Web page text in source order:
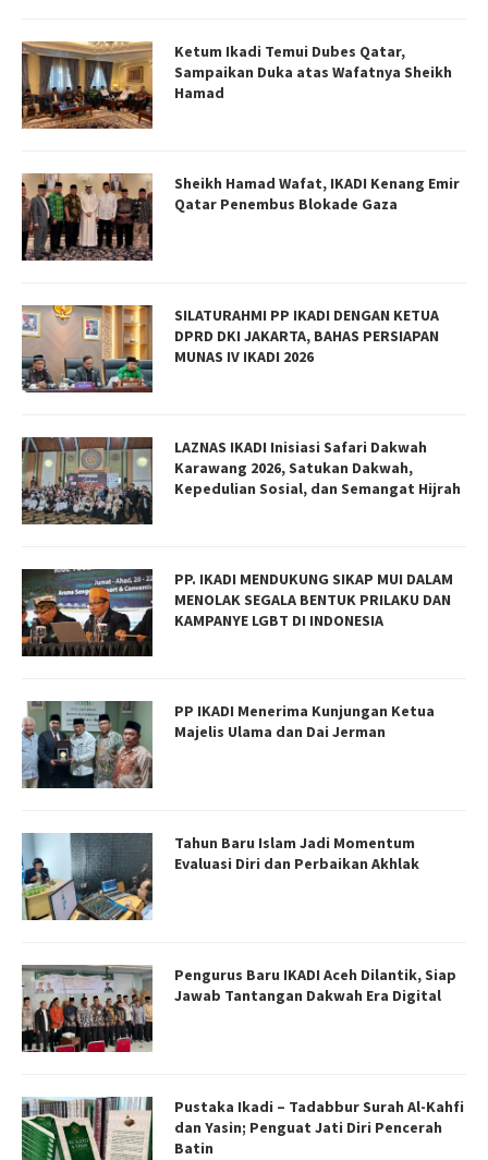
Ketum Ikadi Temui Dubes Qatar,
Sampaikan Duka atas Wafatnya Sheikh
Hamad
Sheikh Hamad Wafat, IKADI Kenang Emir
Qatar Penembus Blokade Gaza
SILATURAHMI PP IKADI DENGAN KETUA
DPRD DKI JAKARTA, BAHAS PERSIAPAN
MUNAS IV IKADI 2026
LAZNAS IKADI Inisiasi Safari Dakwah
Karawang 2026, Satukan Dakwah,
Kepedulian Sosial, dan Semangat Hijrah
PP. IKADI MENDUKUNG SIKAP MUI DALAM
MENOLAK SEGALA BENTUK PRILAKU DAN
KAMPANYE LGBT DI INDONESIA
PP IKADI Menerima Kunjungan Ketua
Majelis Ulama dan Dai Jerman
Tahun Baru Islam Jadi Momentum
Evaluasi Diri dan Perbaikan Akhlak
Pengurus Baru IKADI Aceh Dilantik, Siap
Jawab Tantangan Dakwah Era Digital
Pustaka Ikadi – Tadabbur Surah Al-Kahfi
dan Yasin; Penguat Jati Diri Pencerah
Batin